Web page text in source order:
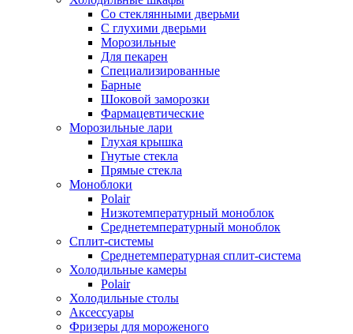
Со стеклянными дверьми
С глухими дверьми
Морозильные
Для пекарен
Специализированные
Барные
Шоковой заморозки
Фармацевтические
Морозильные лари
Глухая крышка
Гнутые стекла
Прямые стекла
Моноблоки
Polair
Низкотемпературный моноблок
Среднетемпературный моноблок
Сплит-системы
Среднетемпературная сплит-система
Холодильные камеры
Polair
Холодильные столы
Аксессуары
Фризеры для мороженого